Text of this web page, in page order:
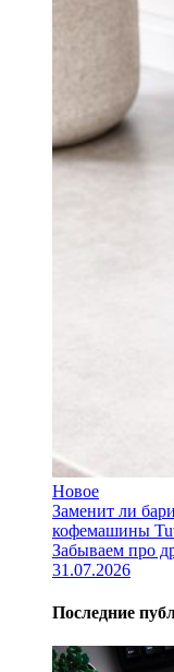
Новое
Заменит ли
кофемашины
Забываем про
31.07.2026
Последние